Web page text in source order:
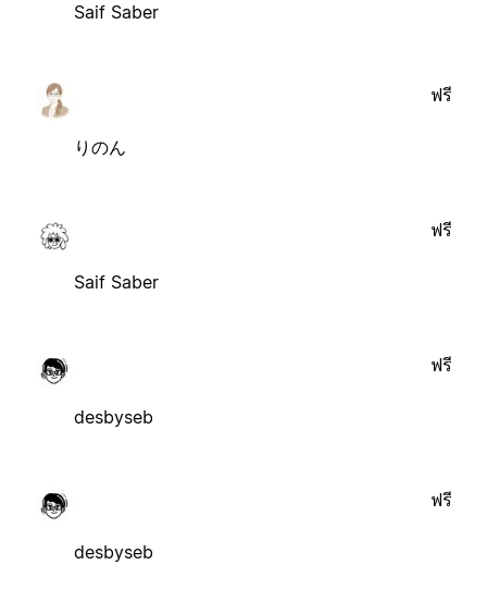
Saif Saber
りのん
ฟรี
Saif Saber
ฟรี
desbyseb
ฟรี
desbyseb
ฟรี